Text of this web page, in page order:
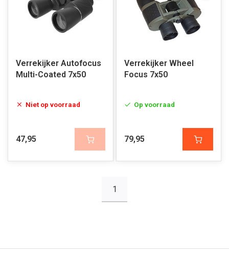
Verrekijker Autofocus
Multi-Coated 7x50
Niet op voorraad
47,95
Verrekijker Wheel
Focus 7x50
Op voorraad
79,95
1